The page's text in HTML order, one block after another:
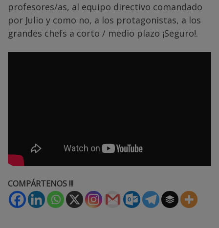
profesores/as, al equipo directivo comandado
por Julio y como no, a los protagonistas, a los
grandes chefs a corto / medio plazo ¡Seguro!.
COMPÁRTENOS !!!